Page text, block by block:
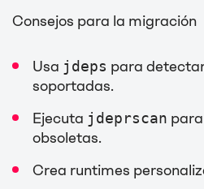
Consejos para la migración
Usa jdeps para
soportadas.
Ejecuta jdeprscan
obsoletas.
Crea runtimes